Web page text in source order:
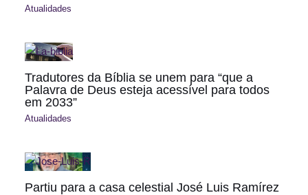
Atualidades
Tradutores da Bíblia se unem para “que a
Palavra de Deus esteja acessível para todos
em 2033”
Atualidades
Partiu para a casa celestial José Luis Ramírez